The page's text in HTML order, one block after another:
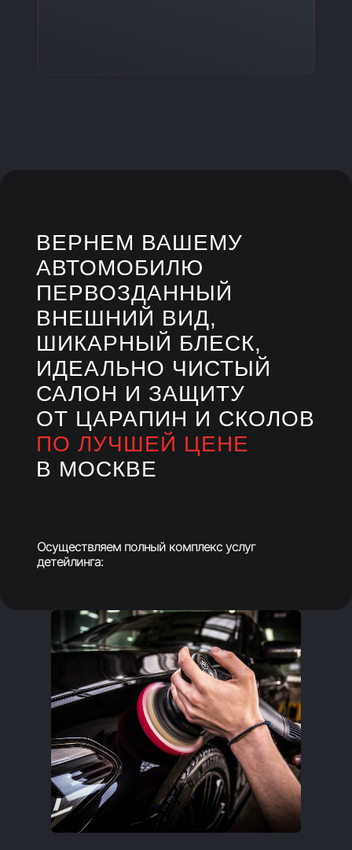
ВЕРНЕМ ВАШЕМУ
АВТОМОБИЛЮ
ПЕРВОЗДАННЫЙ
ВНЕШНИЙ ВИД,
ШИКАРНЫЙ БЛЕСК,
ИДЕАЛЬНО ЧИСТЫЙ
САЛОН И ЗАЩИТУ
ОТ ЦАРАПИН И СКОЛОВ
ПО ЛУЧШЕЙ ЦЕНЕ
В МОСКВЕ
Осуществляем полный комплекс услуг
детейлинга: